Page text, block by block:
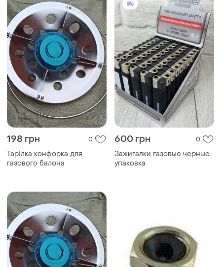
198 грн 0
Тарілка конфорка для
газового балона
600 грн 0
Зажигалки газовые черные
упаковка